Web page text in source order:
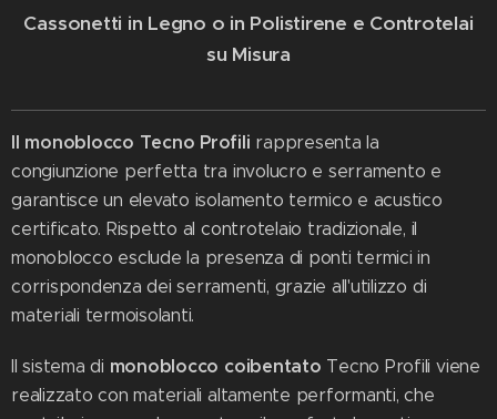
Cassonetti in Legno o in Polistirene e Controtelai
su Misura
Il monoblocco Tecno Profili rappresenta la
congiunzione perfetta tra involucro e serramento e
garantisce un elevato isolamento termico e acustico
certificato. Rispetto al controtelaio tradizionale, il
monoblocco esclude la presenza di ponti termici in
corrispondenza dei serramenti, grazie all'utilizzo di
materiali termoisolanti.
Il sistema di monoblocco coibentato Tecno Profili viene
realizzato con materiali altamente performanti, che